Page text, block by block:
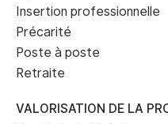
Insertion professionnelle
Précarité
Poste à poste
Retraite
VALORISATION DE LA